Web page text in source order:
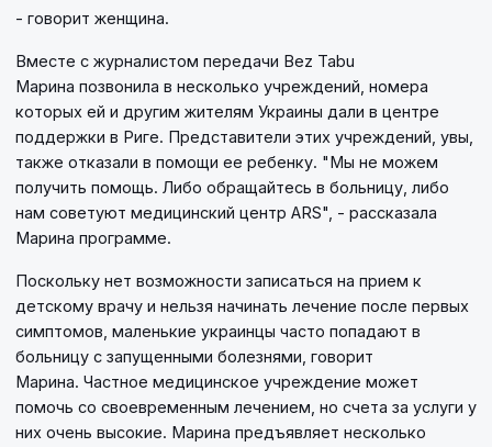
- говорит женщина.
Вместе с журналистом передачи Bez Tabu
Марина позвонила в несколько учреждений, номера
которых ей и другим жителям Украины дали в центре
поддержки в Риге. Представители этих учреждений, увы,
также отказали в помощи ее ребенку. "Мы не можем
получить помощь. Либо обращайтесь в больницу, либо
нам советуют медицинский центр ARS", - рассказала
Марина программе.
Поскольку нет возможности записаться на прием к
детскому врачу и нельзя начинать лечение после первых
симптомов, маленькие украинцы часто попадают в
больницу с запущенными болезнями, говорит
Марина. Частное медицинское учреждение может
помочь со своевременным лечением, но счета за услуги у
них очень высокие. Марина предъявляет несколько